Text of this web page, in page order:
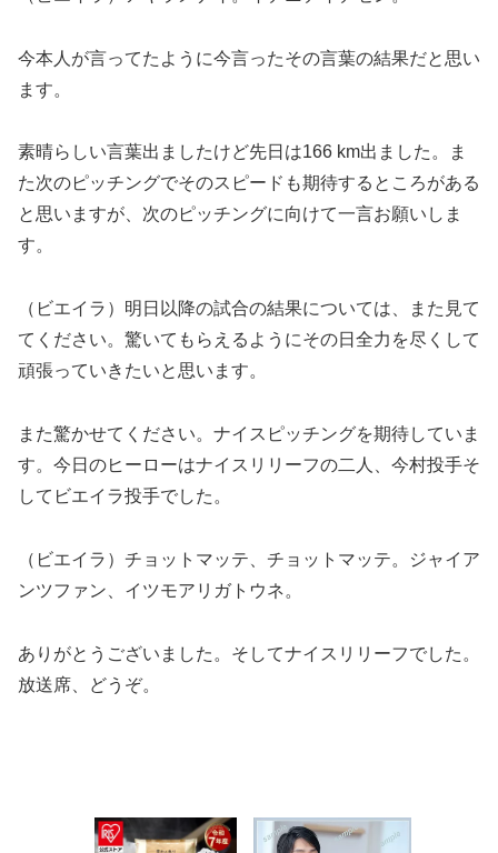
今本人が言ってたように今言ったその言葉の結果だと思い
ます。
素晴らしい言葉出ましたけど先日は166 km出ました。ま
た次のピッチングでそのスピードも期待するところがある
と思いますが、次のピッチングに向けて一言お願いしま
す。
（ビエイラ）明日以降の試合の結果については、また見て
てください。驚いてもらえるようにその日全力を尽くして
頑張っていきたいと思います。
また驚かせてください。ナイスピッチングを期待していま
す。今日のヒーローはナイスリリーフの二人、今村投手そ
してビエイラ投手でした。
（ビエイラ）チョットマッテ、チョットマッテ。ジャイア
ンツファン、イツモアリガトウネ。
ありがとうございました。そしてナイスリリーフでした。
放送席、どうぞ。